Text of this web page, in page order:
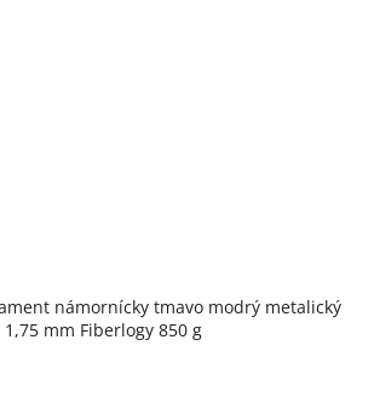
námornícky tmavo modrý metalický
1,75 mm Fiberlogy 850 g